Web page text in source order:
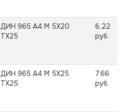
ДИН 965 А4 M 5X20
TX25
6.22
руб.
ДИН 965 А4 M 5X25
TX25
7.66
руб.